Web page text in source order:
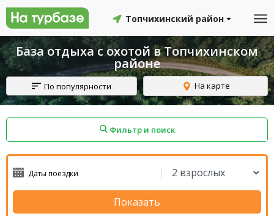
Топчихинский район
База отдыха с охотой в Топчихинском
районе
По популярности На карте
Фильтр и поиск
Показать
Смоленский район Топчихинский район